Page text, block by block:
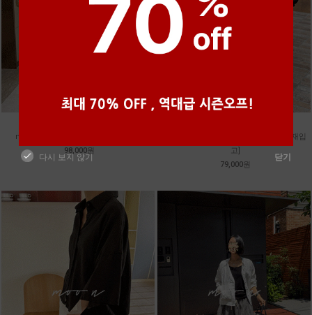
m_밴프 핀턱 린넨스커트 [3차 재입고]
98,000원
m_훌 케미컬 슬리브리스 원피스 [2차 재입
고]
79,000원
다시 보지 않기 닫기